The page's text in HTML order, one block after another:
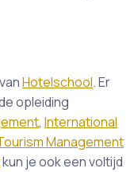
Hotelschool. Er
opleiding
, International
Management
kun je ook een voltijd